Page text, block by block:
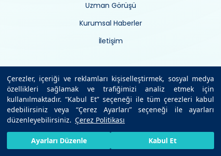
Çerezler, içeriği ve reklamları kişiselleştirmek, sosyal medya
özellikleri sağlamak ve trafiğimizi analiz etmek için
kullanılmaktadır. “Kabul Et” seçeneği ile tüm çerezleri kabul
edebilirsiniz veya “Çerez Ayarları” seçeneği ile ayarları
düzenleyebilirsiniz. Çerez Politikası
Ayarları Düzenle Kabul Et
Uzman Görüşü
Kurumsal Haberler
İletişim
Kurumsal
İnsan kaynakları
Vizyon/misyon
HIZLI RANDEVU AL BIZE ULAŞIN